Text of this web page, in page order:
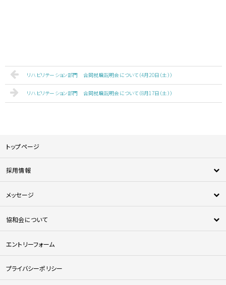
リハビリテーション部門 合同就職説明会について（4月20日（土））
リハビリテーション部門 合同就職説明会について（8月17日（土））
トップページ
採用情報
医師採用
メッセージ
協和会について
協和会を知る
人材育成について
エントリーフォーム
プライバシーポリシー